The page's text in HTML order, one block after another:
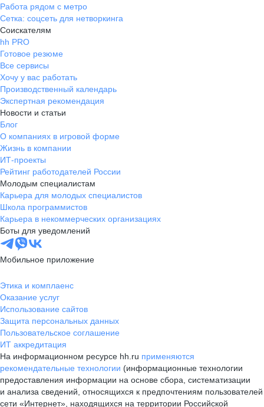
Работа рядом с метро
Сетка: соцсеть для нетворкинга
Соискателям
hh PRO
Готовое резюме
Все сервисы
Хочу у вас работать
Производственный календарь
Экспертная рекомендация
Новости и статьи
Блог
О компаниях в игровой форме
Жизнь в компании
ИТ-проекты
Рейтинг работодателей России
Молодым специалистам
Карьера для молодых специалистов
Школа программистов
Карьера в некоммерческих организациях
Боты для уведомлений
Мобильное приложение
Этика и комплаенс
Оказание услуг
Использование сайтов
Защита персональных данных
Пользовательское соглашение
ИТ аккредитация
На информационном ресурсе hh.ru применяются
рекомендательные технологии (информационные технологии
предоставления информации на основе сбора, систематизации
и анализа сведений, относящихся к предпочтениям пользователей
сети «Интернет», находящихся на территории Российской